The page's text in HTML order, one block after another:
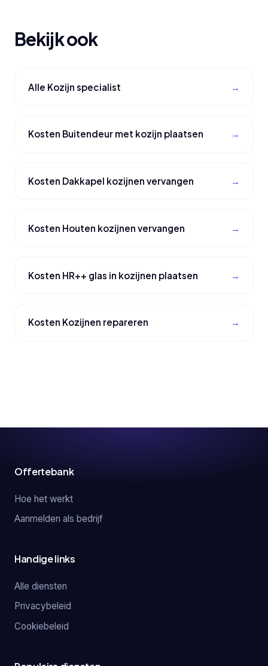
Bekijk ook
Alle Kozijn specialist
Kosten Buitendeur met kozijn plaatsen
Kosten Dakkapel kozijnen vervangen
Kosten Houten kozijnen vervangen
Kosten HR++ glas in kozijnen plaatsen
Kosten Kozijnen repareren
Offertebank
Hoe het werkt
Aanmelden als bedrijf
Handige links
Alle diensten
Privacybeleid
Cookiebeleid